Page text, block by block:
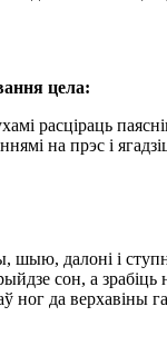
цела:
расціраць
на прэс і
шыю, далоні і
сон, а зрабіць
ног да